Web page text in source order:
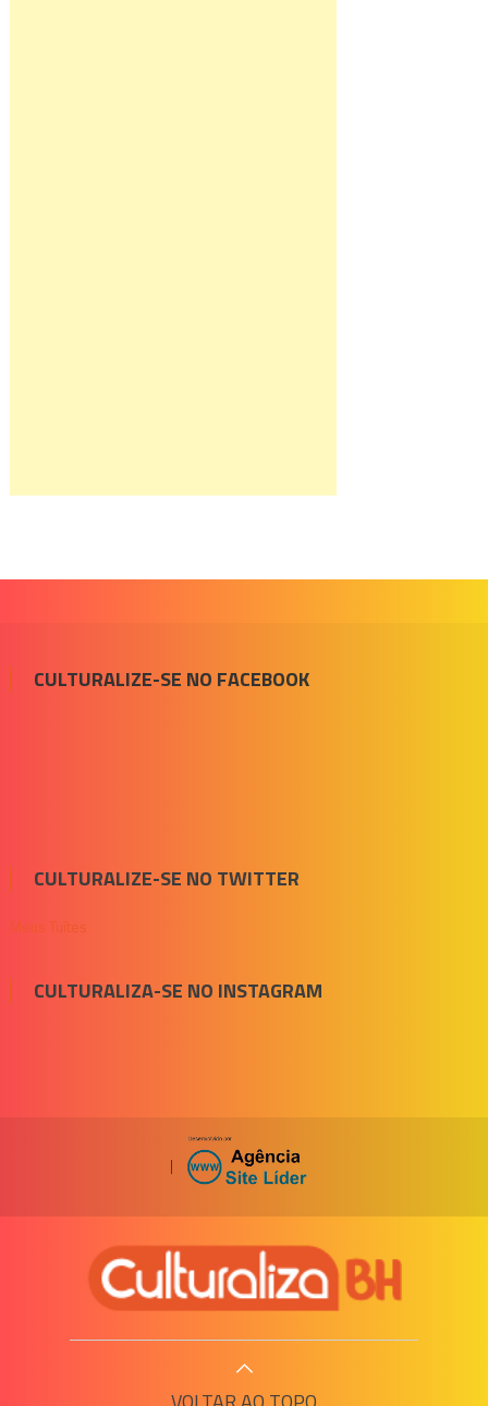
CULTURALIZE-SE NO FACEBOOK
CULTURALIZE-SE NO TWITTER
Meus Tuítes
CULTURALIZA-SE NO INSTAGRAM
|